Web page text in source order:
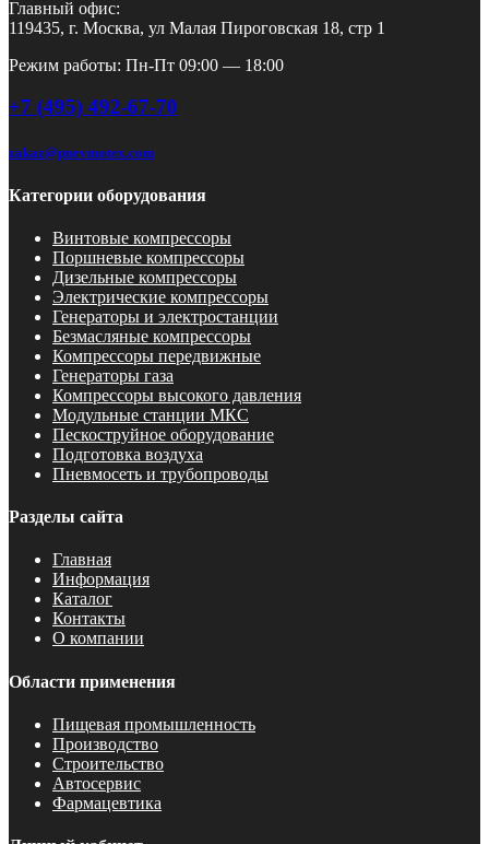
Главный офис:
119435, г. Москва, ул Малая Пироговская 18, стр 1
Режим работы: Пн-Пт 09:00 — 18:00
+7 (495) 492-67-70
zakaz@pnevmotex.com
Категории оборудования
Винтовые компрессоры
Поршневые компрессоры
Дизельные компрессоры
Электрические компрессоры
Генераторы и электростанции
Безмасляные компрессоры
Компрессоры передвижные
Генераторы газа
Компрессоры высокого давления
Модульные станции МКС
Пескоструйное оборудование
Подготовка воздуха
Пневмосеть и трубопроводы
Разделы сайта
Главная
Информация
Каталог
Контакты
О компании
Области применения
Пищевая промышленность
Производство
Строительство
Автосервис
Фармацевтика